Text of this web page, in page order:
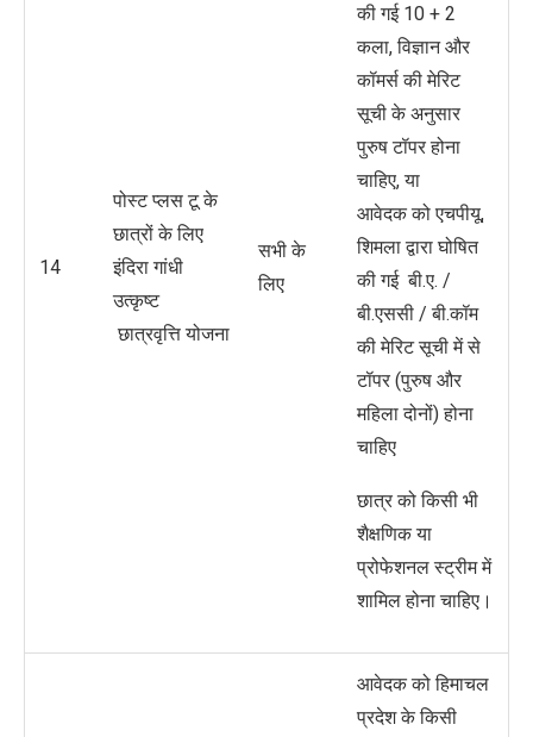
14
पोस्ट प्लस टू के
छात्रों के लिए
इंदिरा गांधी
उत्कृष्ट
छात्रवृत्ति योजना
सभी के
लिए
की गई 10 + 2
कला, विज्ञान और
कॉमर्स की मेरिट
सूची के अनुसार
पुरुष टॉपर होना
चाहिए, या
आवेदक को एचपीयू,
शिमला द्वारा घोषित
की गई बी.ए. /
बी.एससी / बी.कॉम
की मेरिट सूची में से
टॉपर (पुरुष और
महिला दोनों) होना
चाहिए
छात्र को किसी भी
शैक्षणिक या
प्रोफेशनल स्ट्रीम में
शामिल होना चाहिए।
आवेदक को हिमाचल
प्रदेश के किसी